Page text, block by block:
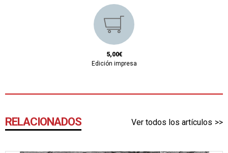
5,00€
Edición impresa
RELACIONADOS Ver todos los artículos